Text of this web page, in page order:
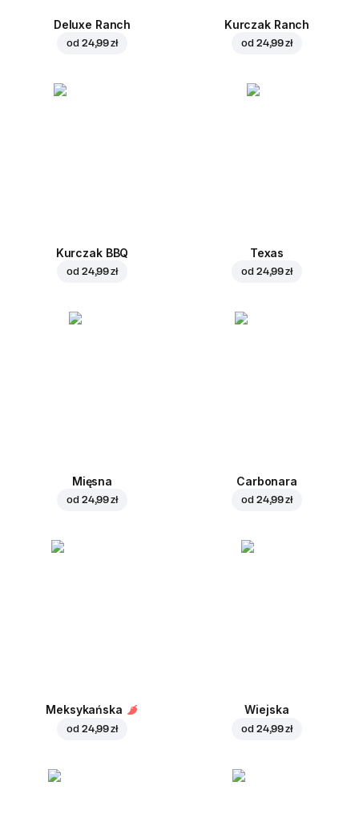
Deluxe Ranch
od 24,99 zł
Kurczak Ranch
od 24,99 zł
Kurczak BBQ
od 24,99 zł
Texas
od 24,99 zł
Mięsna
od 24,99 zł
Carbonara
od 24,99 zł
Meksykańska
od 24,99 zł
Wiejska
od 24,99 zł